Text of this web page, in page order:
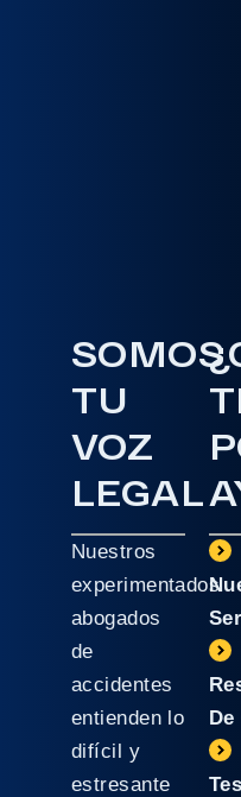
SOMOS
TU
VOZ
LEGAL
Nuestros
experimentados
abogados
de
accidentes
entienden lo
difícil y
estresante
De